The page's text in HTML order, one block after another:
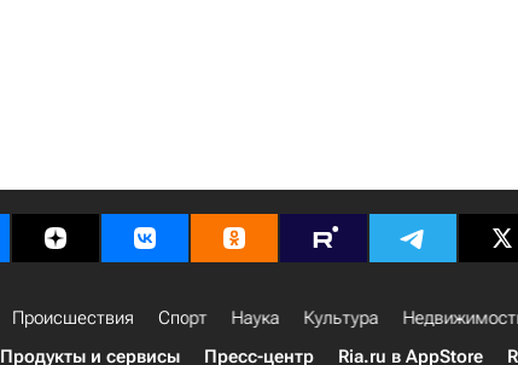
Происшествия Спорт Наука Культура
Продукты и сервисы Пресс-центр Ria.ru в AppStore